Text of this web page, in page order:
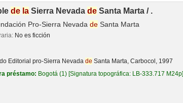
de la Sierra Nevadade Santa Marta / .
Pro-Sierra Nevadade Santa Marta
No es ficción
Editorial pro-Sierra Nevadade Santa Marta, Carbocol, 1997
préstamo: Bogotá (1) Signatura topográfica: LB-333.717 M24p